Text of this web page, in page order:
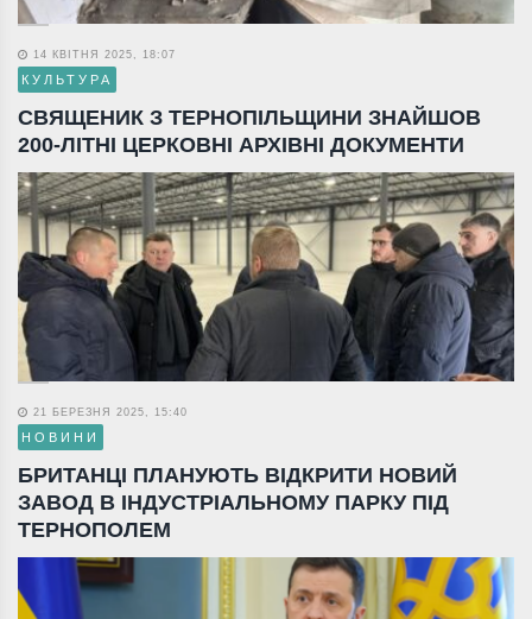
14 КВІТНЯ 2025, 18:07
КУЛЬТУРА
СВЯЩЕНИК З ТЕРНОПІЛЬЩИНИ ЗНАЙШОВ
200-ЛІТНІ ЦЕРКОВНІ АРХІВНІ ДОКУМЕНТИ
21 БЕРЕЗНЯ 2025, 15:40
НОВИНИ
БРИТАНЦІ ПЛАНУЮТЬ ВІДКРИТИ НОВИЙ
ЗАВОД В ІНДУСТРІАЛЬНОМУ ПАРКУ ПІД
ТЕРНОПОЛЕМ